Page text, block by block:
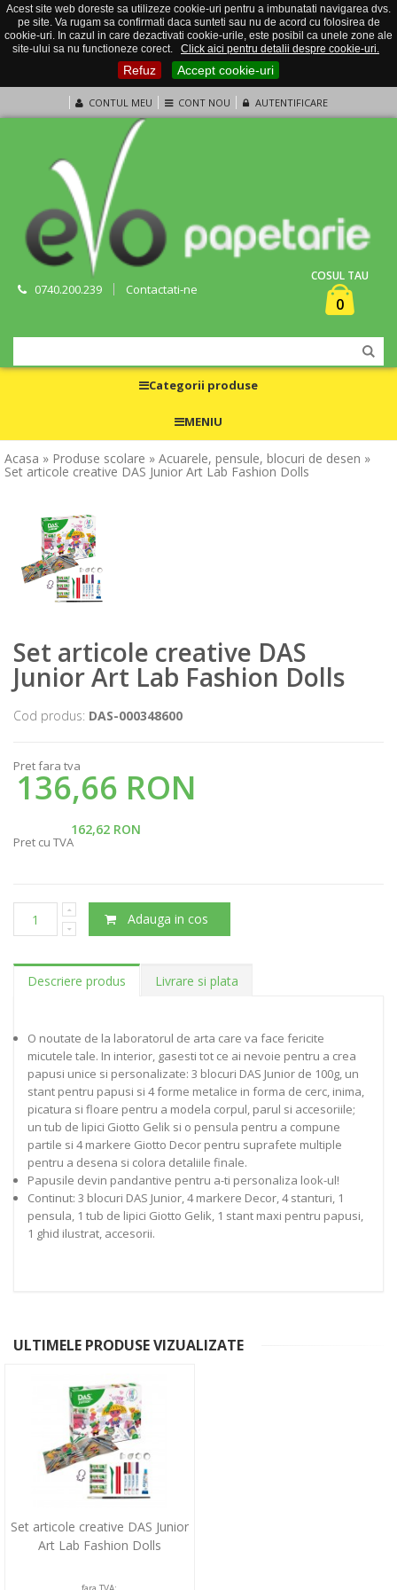
Acest site web doreste sa utilizeze cookie-uri pentru a imbunatati navigarea dvs.
pe site. Va rugam sa confirmati daca sunteti sau nu de acord cu folosirea de
cookie-uri. In cazul in care dezactivati cookie-urile, este posibil ca unele zone ale
site-ului sa nu functioneze corect.
Click aici pentru detalii despre cookie-uri.
Refuz Accept cookie-uri
CONTUL MEU CONT NOU AUTENTIFICARE
0740.200.239 Contactati-ne
COSUL TAU
0
Categorii produse
MENIU
Acasa » Produse scolare » Acuarele, pensule, blocuri de desen »
Set articole creative DAS Junior Art Lab Fashion Dolls
Set articole creative DAS
Junior Art Lab Fashion Dolls
Cod produs: DAS-000348600
Pret fara tva
136,66 RON
162,62 RON
Pret cu TVA
Adauga in cos
Descriere produs Livrare si plata
O noutate de la laboratorul de arta care va face fericite
micutele tale. In interior, gasesti tot ce ai nevoie pentru a crea
papusi unice si personalizate: 3 blocuri DAS Junior de 100g, un
stant pentru papusi si 4 forme metalice in forma de cerc, inima,
picatura si floare pentru a modela corpul, parul si accesoriile;
un tub de lipici Giotto Gelik si o pensula pentru a compune
partile si 4 markere Giotto Decor pentru suprafete multiple
pentru a desena si colora detaliile finale.
Papusile devin pandantive pentru a-ti personaliza look-ul!
Continut: 3 blocuri DAS Junior, 4 markere Decor, 4 stanturi, 1
pensula, 1 tub de lipici Giotto Gelik, 1 stant maxi pentru papusi,
1 ghid ilustrat, accesorii.
ULTIMELE PRODUSE VIZUALIZATE
Set articole creative DAS Junior
Art Lab Fashion Dolls